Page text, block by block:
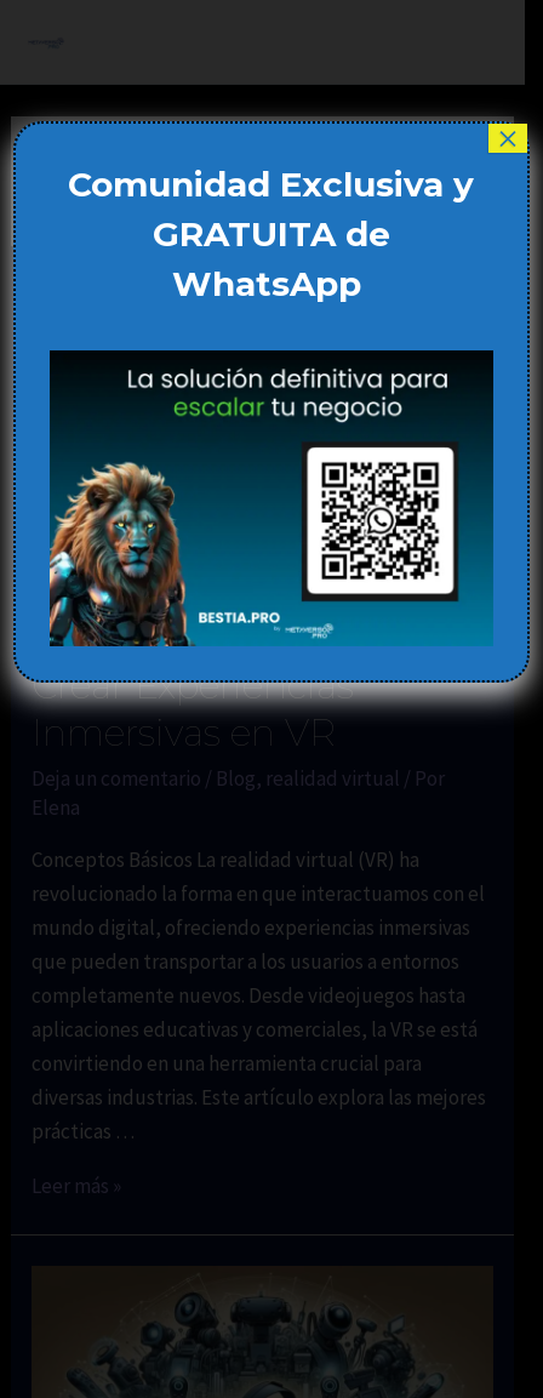
contenido
realidad virtual
Mejores Prácticas para
Crear Experiencias
Inmersivas en VR
Deja un comentario / Blog, realidad virtual / Por
Elena
Conceptos Básicos La realidad virtual (VR) ha
revolucionado la forma en que interactuamos con el
mundo digital, ofreciendo experiencias inmersivas
que pueden transportar a los usuarios a entornos
completamente nuevos. Desde videojuegos hasta
aplicaciones educativas y comerciales, la VR se está
convirtiendo en una herramienta crucial para
diversas industrias. Este artículo explora las mejores
prácticas …
Mejores
Inmersivas
Leer más »
Comunidad Exclusiva y
GRATUITA de
WhatsApp
×